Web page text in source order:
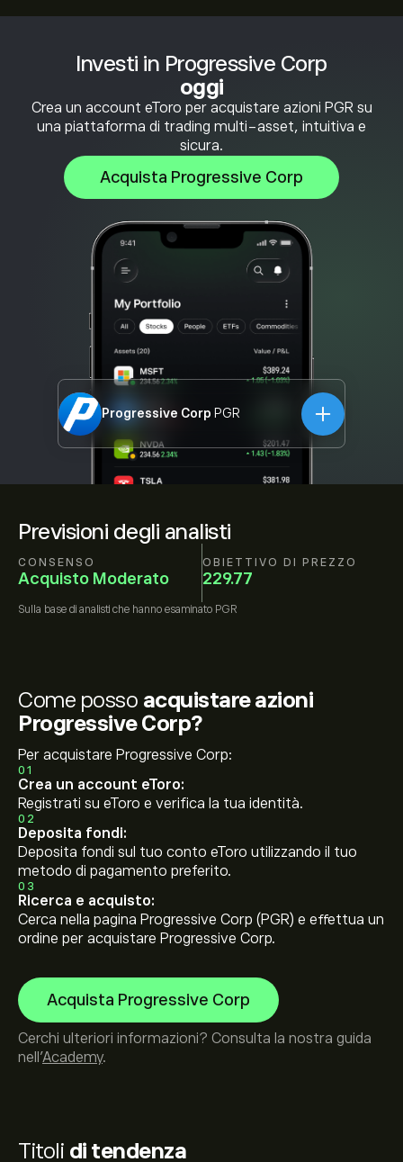
Previsioni degli analisti
CONSENSO
Acquisto Moderato
OBIETTIVO DI PREZZO
229.77
Sulla base di analisti che hanno esaminato PGR
Investi in Progressive Corp
oggi
Crea un account eToro per acquistare azioni PGR su
una piattaforma di trading multi-asset, intuitiva e
sicura.
Acquista Progressive Corp
Progressive Corp PGR
Titoli di tendenza
Come posso acquistare azioni
Progressive Corp?
Per acquistare Progressive Corp:
01
Crea un account eToro:
Registrati su eToro e verifica la tua identità.
02
Deposita fondi:
Deposita fondi sul tuo conto eToro utilizzando il tuo
metodo di pagamento preferito.
03
Ricerca e acquisto:
Cerca nella pagina Progressive Corp (PGR) e effettua un
ordine per acquistare Progressive Corp.
Acquista Progressive Corp
Cerchi ulteriori informazioni? Consulta la nostra guida
nell’Academy.